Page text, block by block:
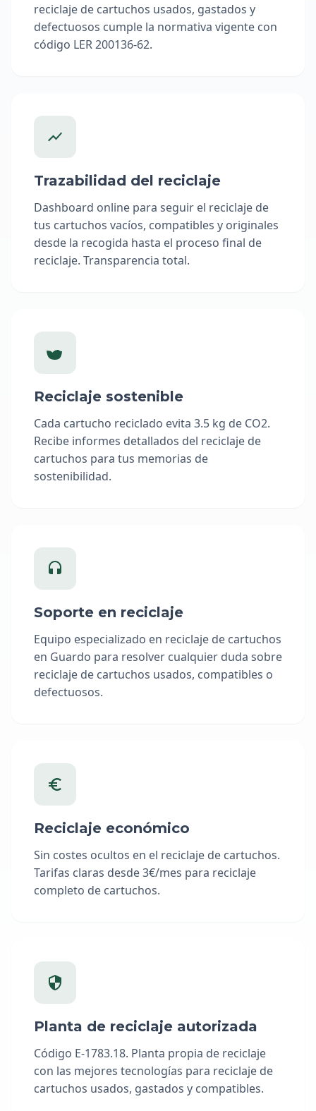
reciclaje de cartuchos usados, gastados y
defectuosos cumple la normativa vigente con
código LER 200136-62.
Trazabilidad del reciclaje
Dashboard online para seguir el reciclaje de
tus cartuchos vacíos, compatibles y originales
desde la recogida hasta el proceso final de
reciclaje. Transparencia total.
Reciclaje sostenible
Cada cartucho reciclado evita 3.5 kg de CO2.
Recibe informes detallados del reciclaje de
cartuchos para tus memorias de
sostenibilidad.
Soporte en reciclaje
Equipo especializado en reciclaje de cartuchos
en Guardo para resolver cualquier duda sobre
reciclaje de cartuchos usados, compatibles o
defectuosos.
Reciclaje económico
Sin costes ocultos en el reciclaje de cartuchos.
Tarifas claras desde 3€/mes para reciclaje
completo de cartuchos.
Planta de reciclaje autorizada
Código E-1783.18. Planta propia de reciclaje
con las mejores tecnologías para reciclaje de
cartuchos usados, gastados y compatibles.